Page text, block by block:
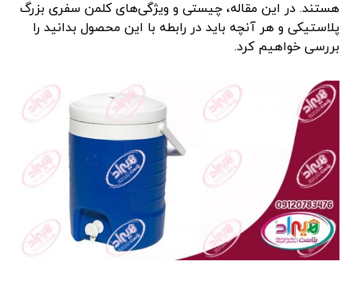
هستند. در این مقاله، چیستی و ویژگی‌های کلمن سفری بزرگ
پلاستیکی و هر آنچه باید در رابطه با این محصول بدانید را
بررسی خواهیم کرد.